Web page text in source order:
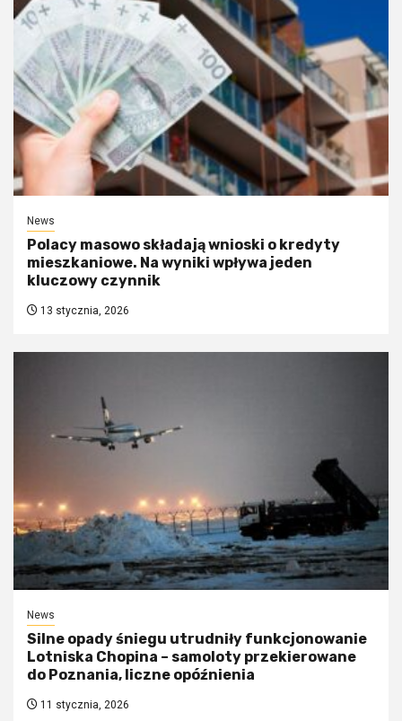
News
Polacy masowo składają wnioski o kredyty
mieszkaniowe. Na wyniki wpływa jeden
kluczowy czynnik
13 stycznia, 2026
News
Silne opady śniegu utrudniły funkcjonowanie
Lotniska Chopina – samoloty przekierowane
do Poznania, liczne opóźnienia
11 stycznia, 2026